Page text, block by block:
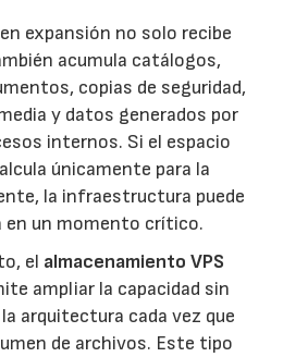
expansión no solo recibe
acumula catálogos,
copias de seguridad,
y datos generados por
internos. Si el espacio
únicamente para la
la infraestructura puede
en un momento crítico.
el almacenamiento VPS
ampliar la capacidad sin
arquitectura cada vez que
de archivos. Este tipo